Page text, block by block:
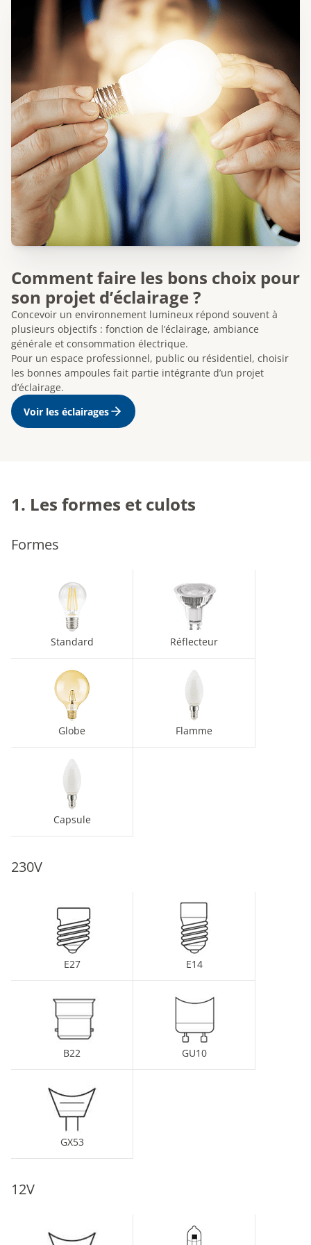
Comment faire les bons choix pour
son projet d’éclairage ?
Concevoir un environnement lumineux répond souvent à
plusieurs objectifs : fonction de l’éclairage, ambiance
générale et consommation électrique.
Pour un espace professionnel, public ou résidentiel, choisir
les bonnes ampoules fait partie intégrante d’un projet
d’éclairage.
Voir les éclairages
1. Les formes et culots
Formes
Standard Réflecteur
Globe Flamme
Capsule
230V
E27 E14
B22 GU10
GX53
12V